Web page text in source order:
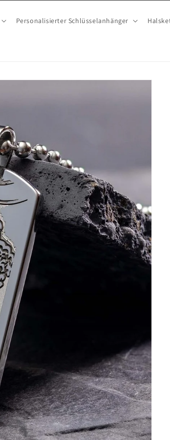
Personalisierter Schlüsselanhänger